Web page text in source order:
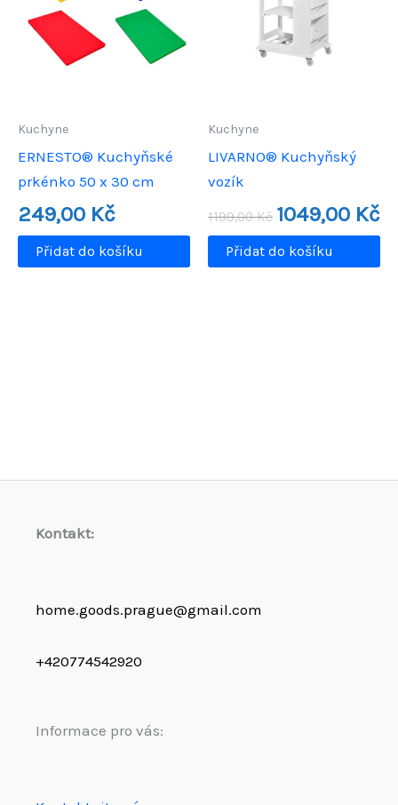
Kuchyne
ERNESTO® Kuchyňské
prkénko 50 x 30 cm
249,00 Kč
Přidat do košíku
Kuchyne
LIVARNO® Kuchyňský
vozík
1199,00Kč
Původní
cena
1199,00 Kč.
1049,00 Kč
je:
Přidat do košíku
Kontakt:
home.goods.prague@gmail.com
+420774542920
Informace pro vás: